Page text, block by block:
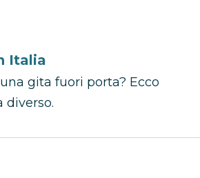
Italia
gita fuori porta? Ecco
diverso.